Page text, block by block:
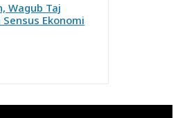
Wagub Taj
Ekonomi